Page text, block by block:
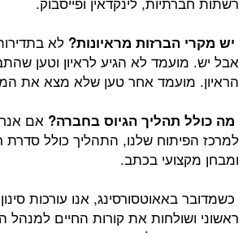
מראיונות? לא בתדירות גבוהה,
לא הגיע לראיון וטען שהתבלבל ביום
אחר טען שלא מצא את המקום.
הגיוס בחברה?אם אנחנו מגייסות
שלנו, התהליך כולל סדרת ראיונות
בכתב.
אנו עורכות סינון טלפוני
את קורות החיים למנהל המגייס